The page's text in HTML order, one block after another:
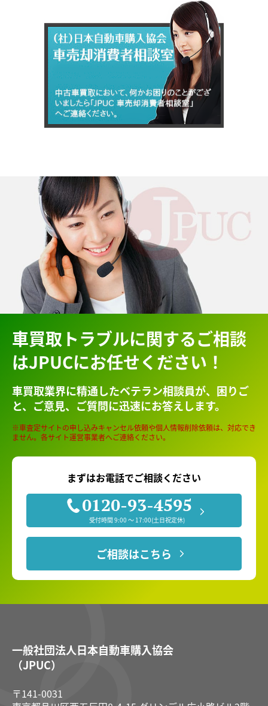
車買取トラブルに関するご相談
はJPUCにお任せください！
車買取業界に精通したベテラン相談員が、 困りご
と、ご意見、ご質問に迅速にお答えします。
※車査定サイトの申し込みキャンセル依頼や個人情報削除依頼は、対応でき
ません。各サイト運営事業者へご連絡ください。
まずはお電話でご相談ください
0120-93-4595
受付時間 9:00 〜 17:00(土日祝定休)
ご相談はこちら
一般社団法人日本自動車購入協会
（JPUC）
〒141-0031